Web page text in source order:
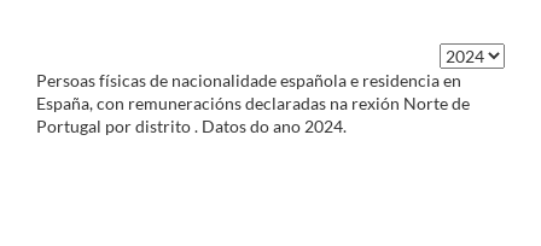
Persoas físicas de nacionalidade española e residencia en
España, con remuneracións declaradas na rexión Norte de
Portugal por distrito. Datos do ano 2024.